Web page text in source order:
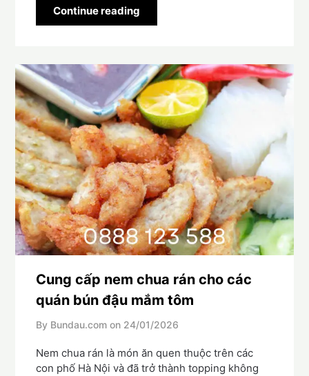
Continue reading
Cung cấp nem chua rán cho các
quán bún đậu mắm tôm
By Bundau.com on 24/01/2026
Nem chua rán là món ăn quen thuộc trên các
con phố Hà Nội và đã trở thành topping không